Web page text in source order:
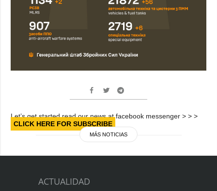
Let’s get started read our news at facebook messenger > > >
CLICK HERE FOR SUBSCRIBE
MÁS NOTICIAS
ACTUALIDAD